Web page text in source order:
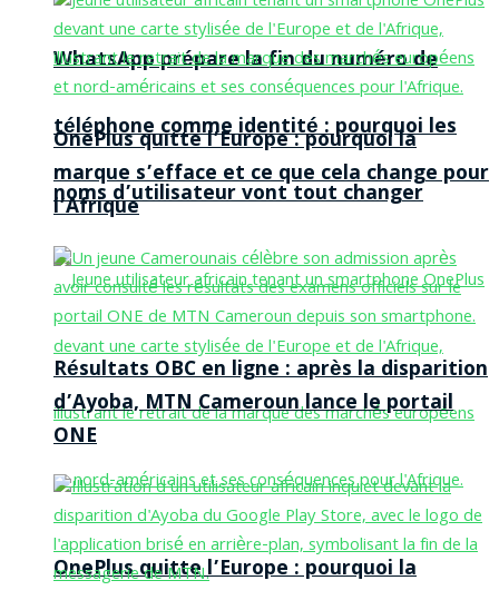
WhatsApp prépare la fin du numéro de
téléphone comme identité : pourquoi les
noms d’utilisateur vont tout changer
OnePlus quitte l’Europe : pourquoi la
OnePlus quitte l’Europe : pourquoi la
marque s’efface et ce que cela change pour
l’Afrique
Résultats OBC en ligne : après la disparition
d’Ayoba, MTN Cameroun lance le portail
ONE